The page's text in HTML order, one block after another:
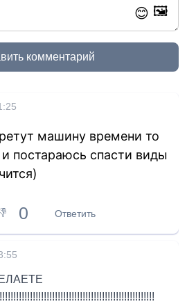
😊 🖼️
комментарий
машину времени то
постараюсь спасти виды
0 Ответить